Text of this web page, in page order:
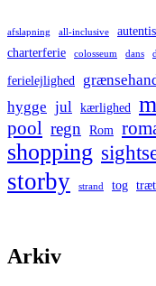
afslapning all-inclusive
charterferie colosseum dans
ferielejlighed
hygge jul kærlighed
pool regn Rom
shopping
storby strand tog træt
Arkiv